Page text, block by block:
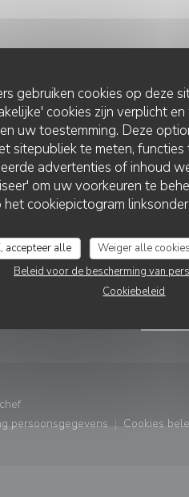
gebruiken cookies op deze
cookies zijn verplicht
uw toestemming. Deze
sitepubliek te meten,
advertenties of inhoud
om uw voorkeuren te
cookiepictogram
accepteer alle Weiger alle cookies
Beleid voor de bescherming van
Cookiebeleid
TAFEL
((opent in een nieuw venster))
persoonsgegevens
((opent in een nieuw venster))
Cookies